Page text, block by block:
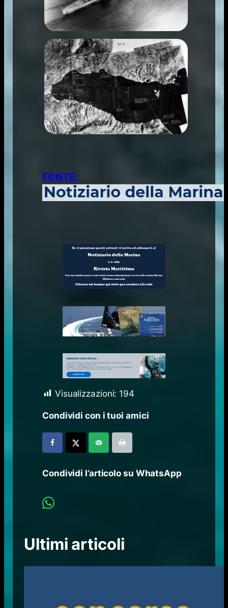
FONTE:
Visualizzazioni: 194
Condividi con i tuoi amici
Condividi l’articolo su WhatsApp
Ultimi articoli